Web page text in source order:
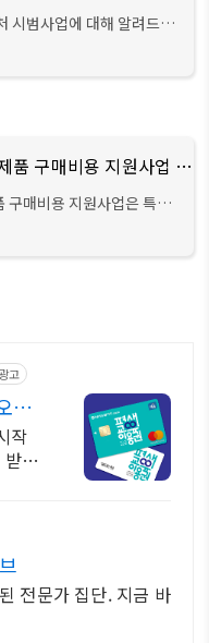
시범사업에 대해 알려드리
층의 영양보충과 국민 먹
한전 고효율 가전제품 구매비용 지원사업 대상 신청방법
구매비용 지원사업은 특정
높은 가전제품을 구입하
고
늘
작
으
전문가 집단. 지금 바